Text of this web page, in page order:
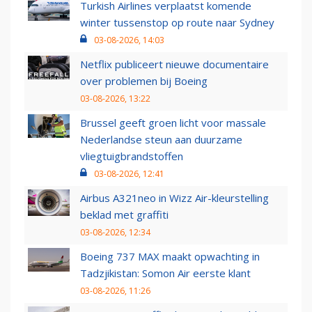
Turkish Airlines verplaatst komende
winter tussenstop op route naar Sydney
03-08-2026, 14:03
Netflix publiceert nieuwe documentaire
over problemen bij Boeing
03-08-2026, 13:22
Brussel geeft groen licht voor massale
Nederlandse steun aan duurzame
vliegtuigbrandstoffen
03-08-2026, 12:41
Airbus A321neo in Wizz Air-kleurstelling
beklad met graffiti
03-08-2026, 12:34
Boeing 737 MAX maakt opwachting in
Tadzjikistan: Somon Air eerste klant
03-08-2026, 11:26